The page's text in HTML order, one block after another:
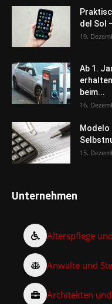
del Sol
19.
Ab 1.
beim...
16.
Modelo
15.
Unternehmen
Alterspflege
Anwälte und
Architekten